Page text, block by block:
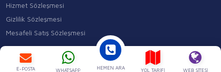
Hizmet Sözleşmesi
Gizlilik Sözleşmesi
Mesafeli Satış Sözleşmesi
Kocasinan Merkez, Mahmutbey Cd. No:353 D:1, 34400 Bahçelievler/
İstanbul
0543 315 17 84
E-POSTA WHATSAPP HEMEN ARA YOL TARIFI WEB SITESI